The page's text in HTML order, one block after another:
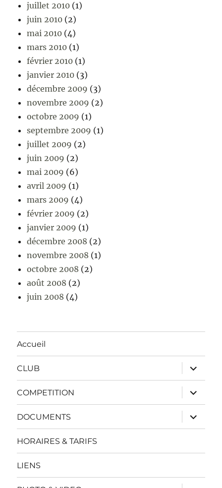
juillet 2010 (1)
juin 2010 (2)
mai 2010 (4)
mars 2010 (1)
février 2010 (1)
janvier 2010 (3)
décembre 2009 (3)
novembre 2009 (2)
octobre 2009 (1)
septembre 2009 (1)
juillet 2009 (2)
juin 2009 (2)
mai 2009 (6)
avril 2009 (1)
mars 2009 (4)
février 2009 (2)
janvier 2009 (1)
décembre 2008 (2)
novembre 2008 (1)
octobre 2008 (2)
août 2008 (2)
juin 2008 (4)
Accueil
CLUB
ouvrir
le
sous-
menu
COMPETITION
ouvrir
le
sous-
menu
DOCUMENTS
ouvrir
le
sous-
HORAIRES & TARIFS
LIENS